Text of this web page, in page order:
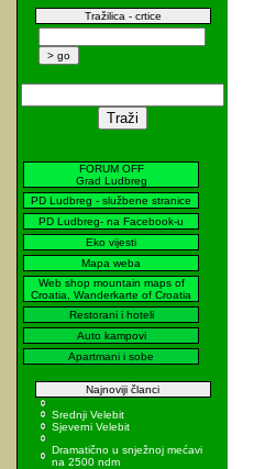
Tražilica - crtice
FORUM OFF
Grad Ludbreg
PD Ludbreg - službene stranice
PD Ludbreg- na Facebook-u
Eko vijesti
Mapa weba
Web shop mountain maps of
Croatia, Wanderkarte of Croatia
Restorani i hoteli
Auto kampovi
Apartmani i sobe
Najnoviji članci
Srednji Velebit
Sjeverni Velebit
Dramatično u snježnoj mećavi
na 2500 ndm